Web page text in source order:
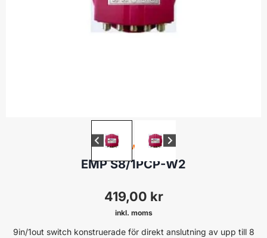
2-1 SWITCH
EMP S8/1PCP-W2
419,00 kr
inkl. moms
9in/1out switch konstruerade för direkt anslutning av upp till 8